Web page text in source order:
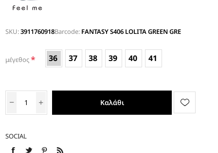
SKU:3911760918Barcode: FANTASY S406 LOLITA GREEN GRE
μέγεθος* 36 37 38 39 40 41
Καλάθι
SOCIAL